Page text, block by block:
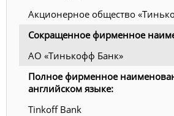
Акционерное общество
Сокращенное фирменное
АО «Тинькофф Банк»
Полное фирменное
английском языке:
Tinkoff Bank